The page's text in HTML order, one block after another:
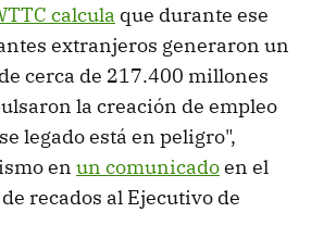
calcula que durante ese
extranjeros generaron un
cerca de 217.400 millones
la creación de empleo
legado está en peligro",
en un comunicadoen el
recados al Ejecutivo de